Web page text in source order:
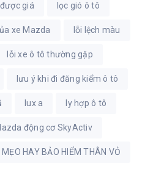
giá lọc gió ô tô
xe Mazda lỗi lệch màu
lỗi xe ô tô thường gặp
lưu ý khi đi đăng kiểm ô tô
lux a ly hợp ô tô
động cơ SkyActiv
MẸO HAY BẢO HIỂM THÂN VỎ